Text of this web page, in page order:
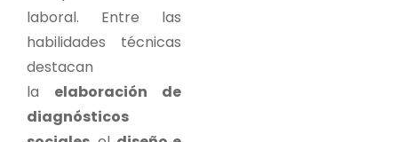
laboral. Entre las
habilidades técnicas
destacan
la elaboración de
diagnósticos